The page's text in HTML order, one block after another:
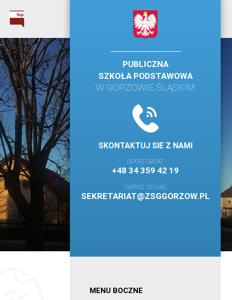
PUBLICZNA
SZKOŁA PODSTAWOWA
W GORZOWIE ŚLĄSKIM
SKONTAKTUJ SIE Z NAMI
SEKRETARIAT
+48 34 359 42 19
NAPISZ DO NAS
SEKRETARIAT@ZSGGORZOW.PL
MENU BOCZNE